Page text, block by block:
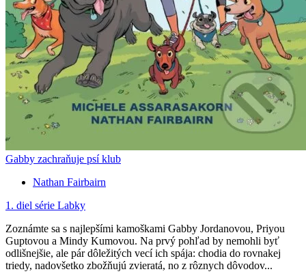
Gabby zachraňuje psí klub
Nathan Fairbairn
1. diel série Labky
Zoznámte sa s najlepšími kamoškami Gabby Jordanovou, Priyou
Guptovou a Mindy Kumovou. Na prvý pohľad by nemohli byť
odlišnejšie, ale pár dôležitých vecí ich spája: chodia do rovnakej
triedy, nadovšetko zbožňujú zvieratá, no z rôznych dôvodov...